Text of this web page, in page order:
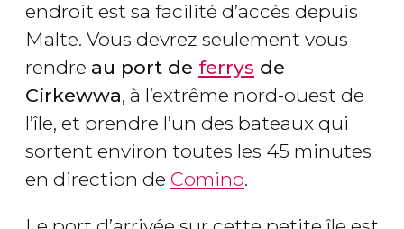
endroit est sa facilité d’accès depuis
Malte. Vous devrez seulement vous
rendre au port de ferrys de
Cirkewwa, à l’extrême nord-ouest de
l’île, et prendre l’un des bateaux qui
sortent environ toutes les 45 minutes
en direction de Comino.